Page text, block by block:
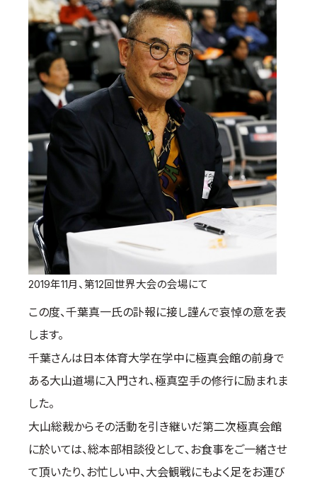
各委員会紹介
国際空手道連盟について
お知らせ
本部からのお知らせ
支部からのお知らせ
公式大会
公式記録
試合規則
入門のご案内
青少年部・保護者の方へ
一般の部・壮年部の方
会員制度
よくある質問
本サイトについて
サイトマップ
Language
2019年11月、第12回世界大会の会場にて
この度、千葉真一氏の訃報に接し謹んで哀悼の意を表
します。
千葉さんは日本体育大学在学中に極真会館の前身で
ある大山道場に入門され、極真空手の修行に励まれま
した。
大山総裁からその活動を引き継いだ第二次極真会館
に於いては、総本部相談役として、お食事をご一緒させ
て頂いたり、お忙しい中、大会観戦にもよく足をお運び